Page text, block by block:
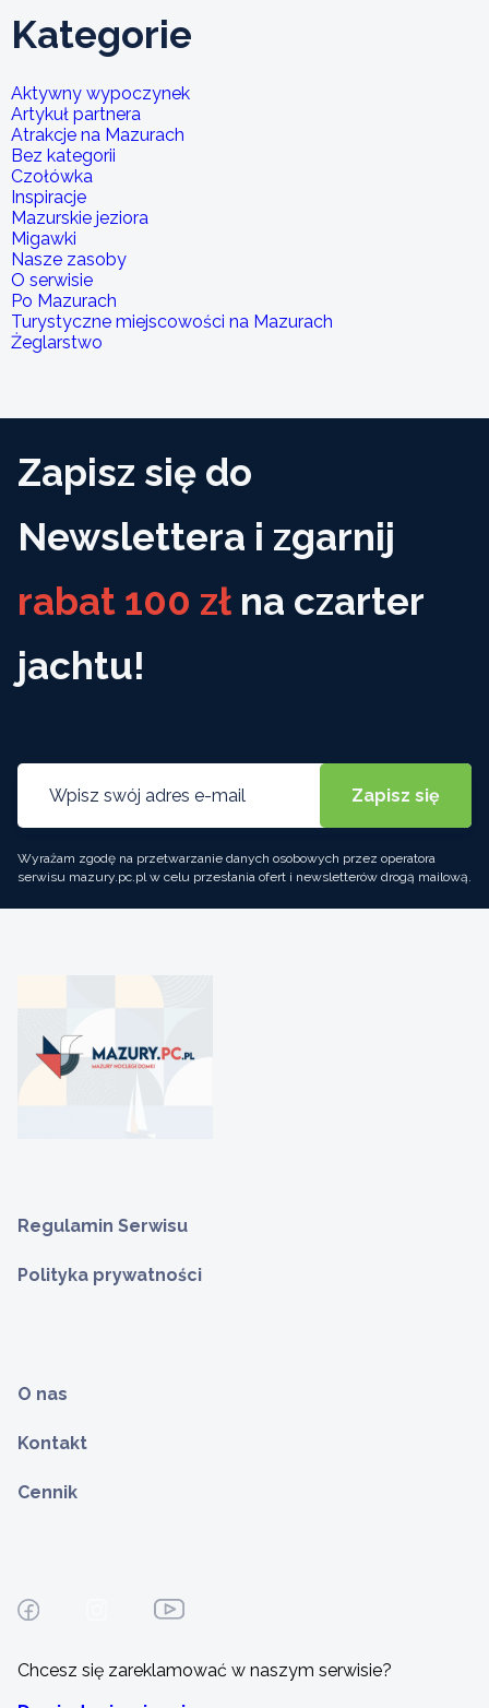
Kategorie
Aktywny wypoczynek
Artykuł partnera
Atrakcje na Mazurach
Bez kategorii
Czołówka
Inspiracje
Mazurskie jeziora
Migawki
Nasze zasoby
O serwisie
Po Mazurach
Turystyczne miejscowości na Mazurach
Żeglarstwo
Zapisz się do
Newslettera i zgarnij
rabat 100 zł na czarter
jachtu!
Wyrażam zgodę na przetwarzanie danych osobowych przez operatora
serwisu mazury.pc.pl w celu przesłania ofert i newsletterów drogą mailową.
Regulamin Serwisu
Polityka prywatności
O nas
Kontakt
Cennik
Chcesz się zareklamować w naszym serwisie?